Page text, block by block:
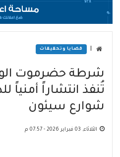
قضايا وتحقيقات
شرطة حضرموت
تُنفذ انتشاراً أمنياً
شوارع سيئون
الثلاثاء, 03 فبراير 2026 - 07:57 م